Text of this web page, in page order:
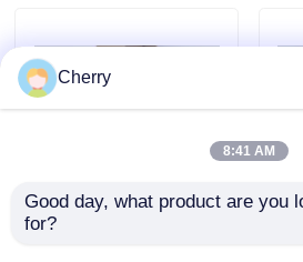
Популярные
Cherry
8:41 AM
Good day, what product are you
for?